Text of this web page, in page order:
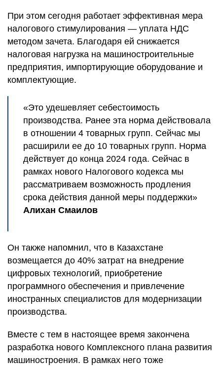
При этом сегодня работает эффективная мера
налогового стимулирования — уплата НДС
методом зачета. Благодаря ей снижается
налоговая нагрузка на машиностроительные
предприятия, импортирующие оборудование и
комплектующие.
«Это удешевляет себестоимость
производства. Ранее эта норма действовала
в отношении 4 товарных групп. Сейчас мы
расширили ее до 10 товарных групп. Норма
действует до конца 2024 года. Сейчас в
рамках нового Налогового кодекса мы
рассматриваем возможность продления
срока действия данной меры поддержки»
Алихан Смаилов
Он также напомнил, что в Казахстане
возмещается до 40% затрат на внедрение
цифровых технологий, приобретение
программного обеспечения и привлечение
иностранных специалистов для модернизации
производства.
Вместе с тем в настоящее время закончена
разработка нового Комплексного плана развития
машиностроения. В рамках него тоже